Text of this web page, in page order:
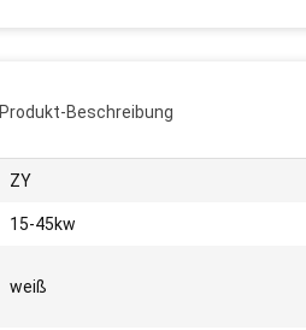
Produkt-Beschreibung
ZY
15-45kw
weiß